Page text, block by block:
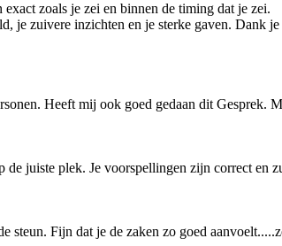
zoals je zei en binnen de timing dat je zei.
je zuivere inzichten en je sterke gaven. Dank
Heeft mij ook goed gedaan dit Gesprek.
juiste plek. Je voorspellingen zijn correct en
Fijn dat je de zaken zo goed